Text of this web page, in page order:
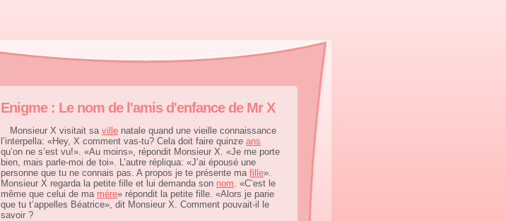
Enigme : Le nom de l'amis d'enfance de Mr X
Monsieur X visitait sa ville natale quand une vieille connaissance
l’interpella: «Hey, X comment vas-tu? Cela doit faire quinze ans
qu’on ne s’est vu!». «Au moins», répondit Monsieur X. «Je me porte
bien, mais parle-moi de toi». L’autre répliqua: «J’ai épousé une
personne que tu ne connais pas. A propos je te présente ma fille».
Monsieur X regarda la petite fille et lui demanda son nom. «C’est le
même que celui de ma mère» répondit la petite fille. «Alors je parie
que tu t’appelles Béatrice», dit Monsieur X. Comment pouvait-il le
savoir ?